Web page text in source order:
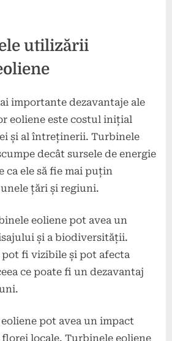
utilizării
importante dezavantaje ale
eoliene este costul inițial
și al întreținerii. Turbinele
decât sursele de energie
ca ele să fie mai puțin
țări și regiuni.
eoliene pot avea un
și a biodiversității.
fi vizibile și pot afecta
ce poate fi un dezavantaj
pot avea un impact
florei locale. Turbinele eoliene